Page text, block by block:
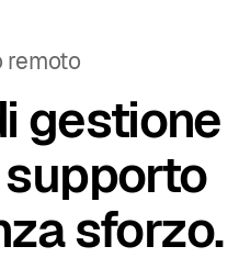
remoto
gestione
supporto
sforzo.